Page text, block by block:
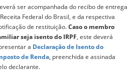
ser acompanhada do recibo de entrega
Federal do Brasil, e da respectiva
de restituição. Caso o membro
seja isento do IRPF , este deverá
a Declaração de Isento do
de Renda , preenchida e assinada
declarante.